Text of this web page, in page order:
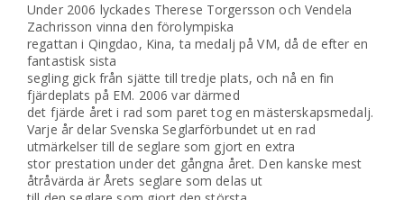
Under 2006 lyckades Therese Torgersson och Vendela
Zachrisson vinna den förolympiska
regattan i Qingdao, Kina, ta medalj på VM, då de efter en
fantastisk sista
segling gick från sjätte till tredje plats, och nå en fin
fjärdeplats på EM. 2006 var därmed
det fjärde året i rad som paret tog en mästerskapsmedalj.
Varje år delar Svenska Seglarförbundet ut en rad
utmärkelser till de seglare som gjort en extra
stor prestation under det gångna året. Den kanske mest
åtråvärda är Årets seglare som delas ut